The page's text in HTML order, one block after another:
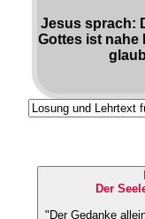
Jesus sprach:
Gottes ist nahe
Der
"Der Gedanke